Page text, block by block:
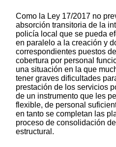
Como la Ley 17/2017 no
absorción transitoria de la
policía local que se pueda
en paralelo a la creación y
correspondientes puestos
cobertura por personal
una situación en la que
tener graves dificultades
prestación de los servicios
de un instrumento que les
flexible, de personal
en tanto se completan las
proceso de consolidación
estructural.